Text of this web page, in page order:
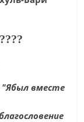
"Ябыл вместе